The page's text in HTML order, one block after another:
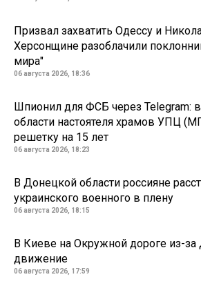
Призвал захватить Одессу и
Херсонщине разоблачили
мира"
06 августа 2026, 18:36
Шпионил для ФСБ через Telegram:
области настоятеля храмов УПЦ
решетку на 15 лет
06 августа 2026, 18:23
В Донецкой области россияне
украинского военного в плену
06 августа 2026, 18:15
В Киеве на Окружной дороге из-
движение
06 августа 2026, 17:59